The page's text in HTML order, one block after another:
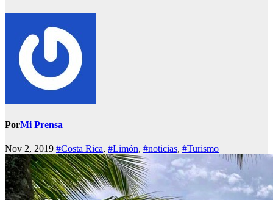
PorMi Prensa
Nov 2, 2019 #Costa Rica, #Limón, #noticias, #Turismo